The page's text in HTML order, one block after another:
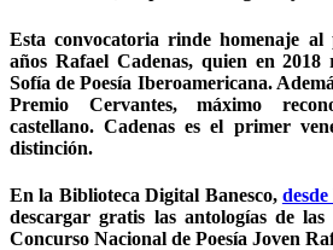
Esta convocatoria rinde homenaje al
años Rafael Cadenas, quien en
Sofía de Poesía Iberoamericana.
Premio Cervantes, máximo
castellano. Cadenas es el primer
distinción.
En la Biblioteca Digital Banesco,
descargar gratis las antologías de las
Concurso Nacional de Poesía Joven